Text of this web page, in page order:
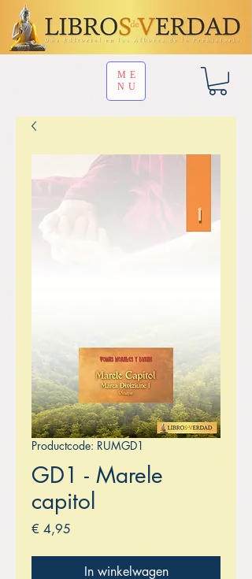
ME
NU
Productcode: RUMGD1
GD1 - Marele
capitol
€ 4,95
In winkelwagen